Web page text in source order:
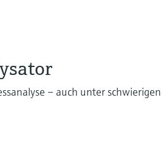
– auch unter schwierigen